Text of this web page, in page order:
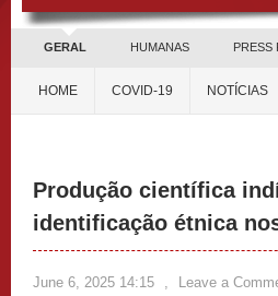
GERAL HUMANAS PRESS
HOME COVID-19 NOTÍCIAS
Produção científica
identificação étnica
June 6, 2025 14:15 , Leave a